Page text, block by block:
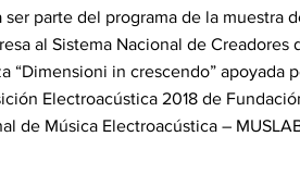
parte del programa de la muestra
al Sistema Nacional de Creadores
“Dimensioni in crescendo” apoyada
Electroacústica 2018 de
de Música Electroacústica –